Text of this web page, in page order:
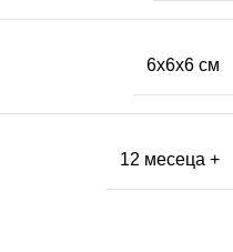
6x6x6 см
12 месеца +